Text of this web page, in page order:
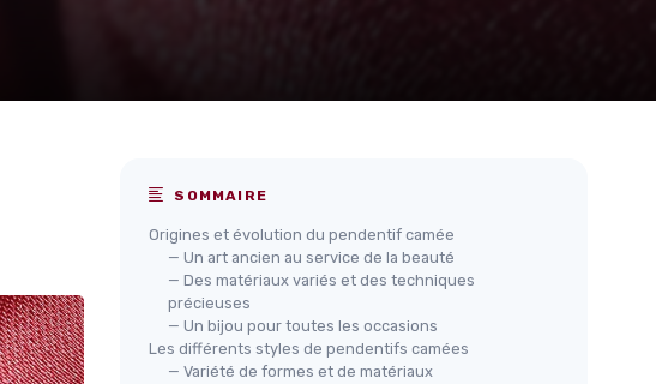
SOMMAIRE
Origines et évolution du pendentif camée
— Un art ancien au service de la beauté
— Des matériaux variés et des techniques
précieuses
— Un bijou pour toutes les occasions
Les différents styles de pendentifs camées
— Variété de formes et de matériaux